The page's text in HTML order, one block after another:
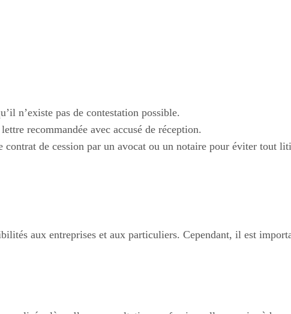
n’existe pas de contestation possible.
recommandée avec accusé de réception.
de cession par un avocat ou un notaire pour éviter tout
aux entreprises et aux particuliers. Cependant, il est